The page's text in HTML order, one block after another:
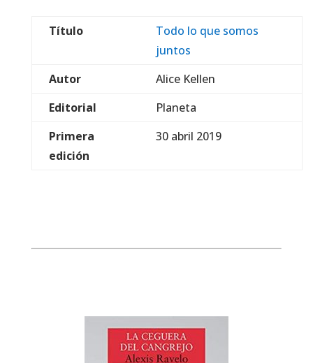
Título
Todo lo que somos
juntos
Autor
Alice Kellen
Editorial
Planeta
Primera
edición
30 abril 2019